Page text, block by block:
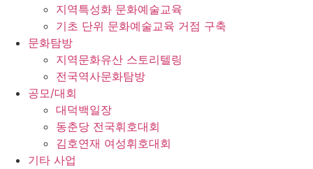
지역특성화 문화예술교육
기초 단위 문화예술교육 거점 구축
문화탐방
지역문화유산 스토리텔링
전국역사문화탐방
공모/대회
대덕백일장
동춘당 전국휘호대회
김호연재 여성휘호대회
기타 사업